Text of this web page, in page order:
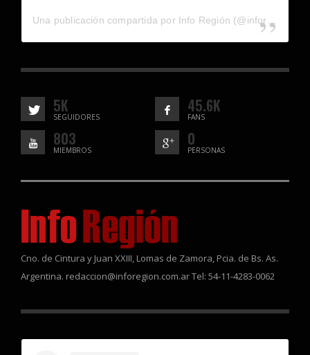
5K
SEGUIDORES
45.6K
FANS
803
MIEMBROS
0
PERSONAS
Cno. de Cintura y Juan XXIII, Lomas de Zamora, Pcia. de Bs. As.
Argentina. redaccion@inforegion.com.ar Tel: 54-11-4283-0062